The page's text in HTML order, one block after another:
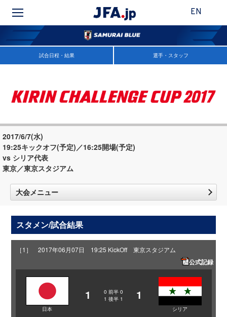
EN
試合日程・結果 選手・スタッフ
2017/6/7(水)
19:25キックオフ(予定)／16:25開場(予定)
vs シリア代表
東京／東京スタジアム
大会メニュー
スタメン/試合結果
［1］ 2017年06月07日 19:25 KickOff 東京スタジアム
公式記録
日本
1 0 前半 0
1 後半 1 1
シリア